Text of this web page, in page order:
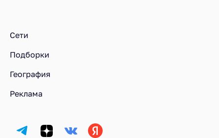
Сети
Подборки
География
Реклама